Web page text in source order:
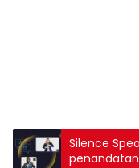
Silence